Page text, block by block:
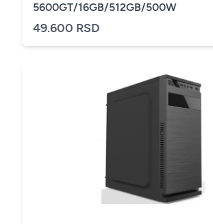
5600GT/16GB/512GB/500W
49.600 RSD